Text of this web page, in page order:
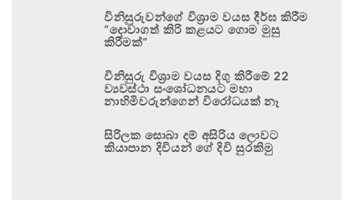
විනිසුරුවන්ගේ විශ්‍රාම වයස දීර්ඝ කිරීම
“දොවාගත් කිරි කළයට ගොම මුසු
කිරීමක්”
විනිසුරු විශ්‍රාම වයස දිගු කිරීමේ 22
ව්‍යවස්ථා සංශෝධනයට මහා
නාහිමිවරුන්ගෙන් විරෝධයක් නෑ
සිරිලක සොබා දම් අසිරිය ලොවට
කියාපාන දිවියන් ගේ දිවි සුරකිමු